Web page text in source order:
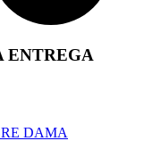
ENTREGA